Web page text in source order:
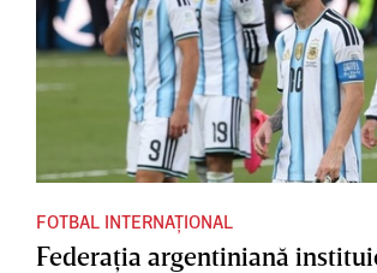
FOTBAL INTERNAȚIONAL
Federaţia argentiniană